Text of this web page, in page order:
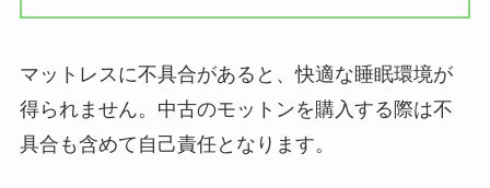
マットレスに不具合があると、快適な睡眠環境が
得られません。中古のモットンを購入する際は不
具合も含めて自己責任となります。